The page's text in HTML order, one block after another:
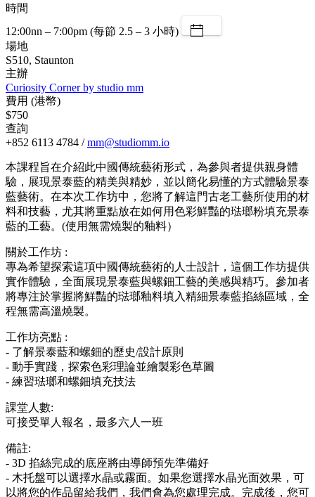
時間
12:00nn – 7:00pm (每節 2.5 – 3 小時)
場地
S510, Staunton
主辦
Curiosity Corner by studio mm
費用 (港幣)
$750
查詢
+852 6113 4784 /mm@studiomm.io
本課程旨在介紹此中國傳統藝術形式，為參與者提供親身體
驗，展現景泰藍的精美與精妙，並以簡化易懂的方式體驗景泰
藍藝術。在本次工作坊中，您將了解這門古老工藝所使用的材
料和技藝，尤其將重點放在如何用色彩鮮豔的琺瑯粉填充景泰
藍的工藝。(使用無需燒製的釉料）
關於工作坊 :
專為希望探索這項中國傳統藝術的人士設計，這個工作坊提供
實作體驗，全面展現景泰藍與螺鈿工藝的美感與精巧。參加者
將專注於掌握將鮮豔的琺瑯釉料填入精細景泰藍掐絲區域，全
程無需高溫燒製。
工作坊亮點 :
- 了解景泰藍和螺鈿的歷史/設計原則
- 動手實踐，探索色彩理論並繪製彩色草圖
- 練習琺瑯和螺鈿填充技法
課堂人數:
可接受單人報名，最多六人一班
備註:
- 3D 掐絲完成的底座將由導師預先準備好
- 木托盤可以選擇水晶或霧面。如果您選擇水晶光面效果，可
以將您的作品留給我們，我們會為您處理完成。完成後，您可